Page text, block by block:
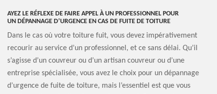
AYEZ LE RÉFLEXE DE FAIRE APPEL À UN PROFESSIONNEL POUR
UN DÉPANNAGE D’URGENCE EN CAS DE FUITE DE TOITURE
Dans le cas où votre toiture fuit, vous devez impérativement
recourir au service d’un professionnel, et ce sans délai. Qu’il
s’agisse d’un couvreur ou d’un artisan couvreur ou d’une
entreprise spécialisée, vous avez le choix pour un dépannage
d’urgence de fuite de toiture, mais l’essentiel est que vous